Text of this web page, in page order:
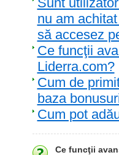
nu am
să accesez
Ce funcţii
Liderra.com?
Cum de
baza
Cum pot
Ce funcţii